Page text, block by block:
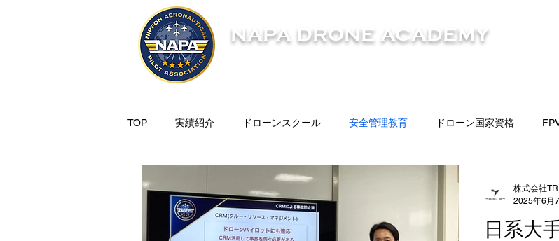
NAPA DRONE ACADEMY
TOP 実績紹介 ドローンスクール 安全管理教育 ドローン国家資格
セミナー・勉強会
日系大
株式会社
2025年6月